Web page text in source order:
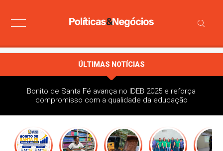
ÚLTIMAS NOTÍCIAS
Bonito de Santa Fé avança no IDEB 2025 e reforça
compromisso com a qualidade da educação